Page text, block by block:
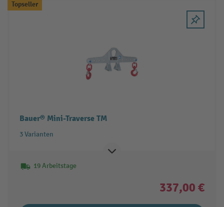
Topseller
Bauer® Mini-Traverse TM
3 Varianten
19 Arbeitstage
337,00 €